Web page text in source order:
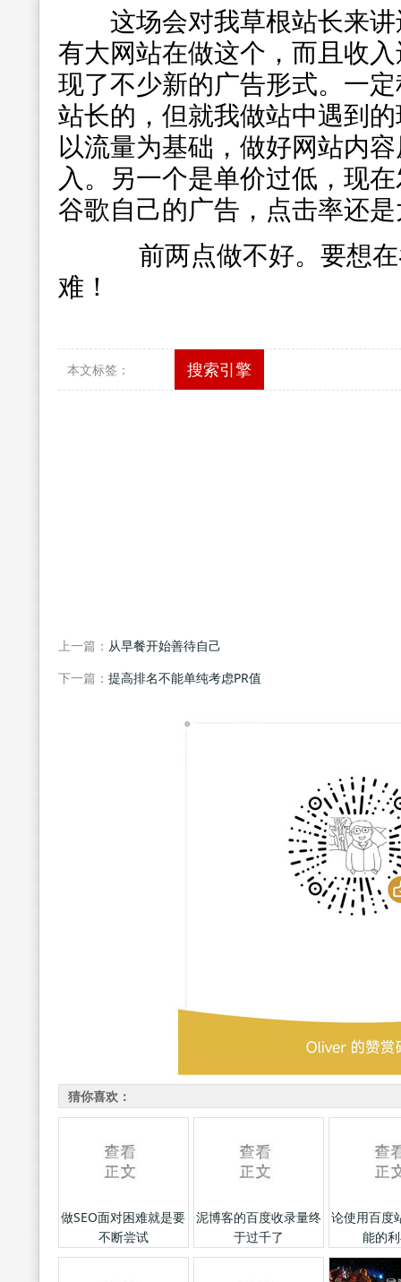
这场会对我草根站长来讲
有大网站在做这个，而且收
现了不少新的广告形式。一
站长的，但就我做站中遇到
以流量为基础，做好网站内
入。另一个是单价过低，现
谷歌自己的广告，点击率还
前两点做不好。要想在
难！
本文标签： 搜索引擎
上一篇： 从早餐开始善待自己
下一篇： 提高排名不能单纯考虑PR值
猜你喜欢：
做SEO面对困难就是要
不断尝试
泥博客的百度收录量终
于过千了
论使用百度
能的